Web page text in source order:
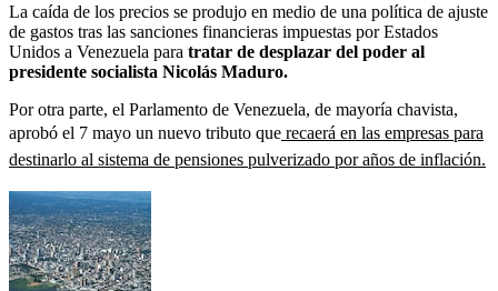
La caída de los precios se produjo en medio de una política de ajuste
de gastos tras las sanciones financieras impuestas por Estados
Unidos a Venezuela para tratar de desplazar del poder al
presidente socialista Nicolás Maduro.
Por otra parte, el Parlamento de Venezuela, de mayoría chavista,
aprobó el 7 mayo un nuevo tributo que recaerá en las empresas para
destinarlo al sistema de pensiones pulverizado por años de inflación.